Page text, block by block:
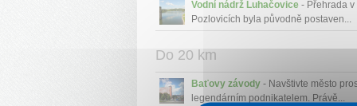
Vodní nádrž Luhačovice - Přehrada v
Pozlovicích byla původně postaven...
Do 20 km
Baťovy závody - Navštivte město
legendárním podnikatelem. Právě...